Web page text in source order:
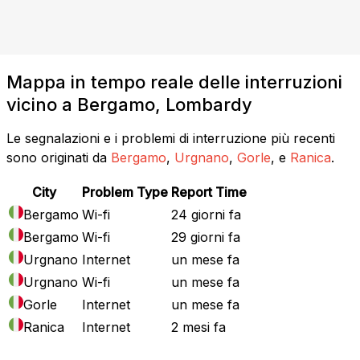
Mappa in tempo reale delle interruzioni
vicino a Bergamo, Lombardy
Le segnalazioni e i problemi di interruzione più recenti
sono originati da Bergamo, Urgnano, Gorle, e Ranica.
City Problem Type Report Time
Bergamo Wi-fi
24 giorni fa
Bergamo Wi-fi
29 giorni fa
Urgnano Internet
un mese fa
Urgnano Wi-fi
un mese fa
Gorle
Internet
un mese fa
Ranica
Internet 2 mesi fa